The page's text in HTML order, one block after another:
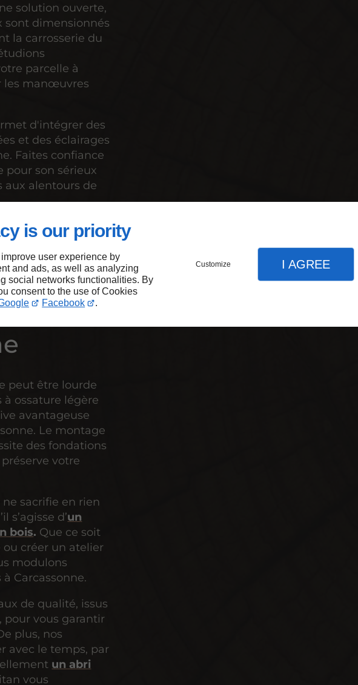
is our priority
user experience by
and ads, as well as analyzing
social networks functionalities. By
consent to the use of Cookies
Facebook .
Customize I AGREE
solution ouverte,
sont dimensionnés
la carrosserie du
parcelle à
les manœuvres
d'intégrer des
et des éclairages
Faites confiance
pour son sérieux
aux alentours de
à
peut être lourde
à ossature légère
avantageuse
Le montage
des fondations
votre
sacrifie en rien
s’agisse d’un
bois. Que ce soit
créer un atelier
modulons
Carcassonne.
de qualité, issus
pour vous garantir
plus, nos
avec le temps, par
un abri
vous